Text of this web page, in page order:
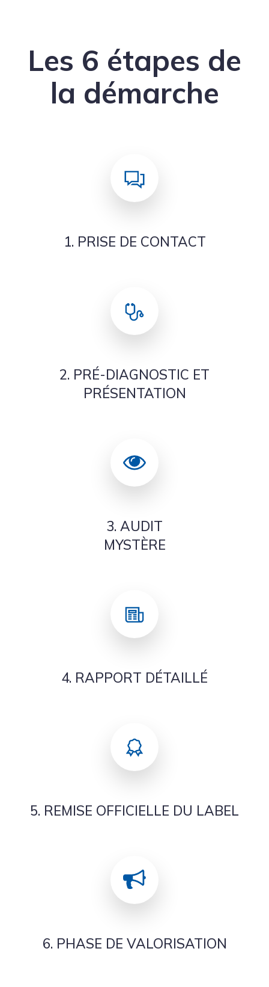
Les 6 étapes de
la démarche
1. PRISE DE CONTACT
2. PRÉ-DIAGNOSTIC ET
PRÉSENTATION
3. AUDIT
MYSTÈRE
4. RAPPORT DÉTAILLÉ
5. REMISE OFFICIELLE DU LABEL
6. PHASE DE VALORISATION